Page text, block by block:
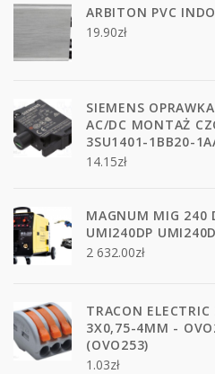
ARBITON PVC
19.90zł
SIEMENS
AC/DC MONTAŻ
3SU1401-1BB20-
14.15zł
MAGNUM MIG 240
UMI240DP
2 632.00zł
TRACON
3X0,75-4MM -
(OVO253)
1.03zł